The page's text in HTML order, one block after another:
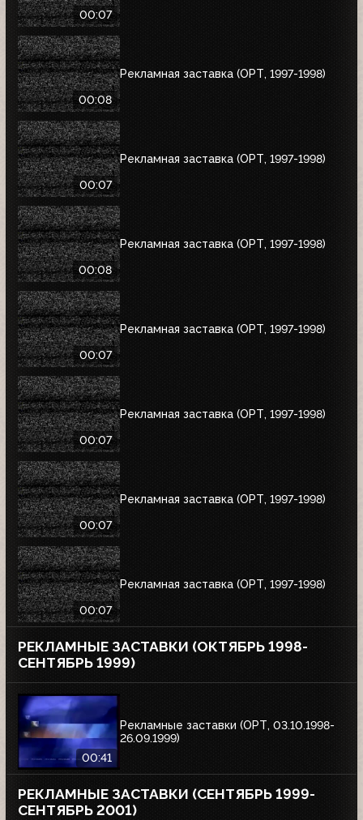
00:07
00:08
Рекламная заставка (ОРТ, 1997-1998)
00:07
Рекламная заставка (ОРТ, 1997-1998)
00:08
Рекламная заставка (ОРТ, 1997-1998)
00:07
Рекламная заставка (ОРТ, 1997-1998)
00:07
Рекламная заставка (ОРТ, 1997-1998)
00:07
Рекламная заставка (ОРТ, 1997-1998)
00:07
Рекламная заставка (ОРТ, 1997-1998)
РЕКЛАМНЫЕ ЗАСТАВКИ (ОКТЯБРЬ 1998-
СЕНТЯБРЬ 1999)
00:41
Рекламные заставки (ОРТ, 03.10.1998-
26.09.1999)
РЕКЛАМНЫЕ ЗАСТАВКИ (СЕНТЯБРЬ 1999-
СЕНТЯБРЬ 2001)